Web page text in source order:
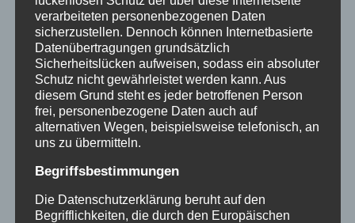
Weinlager, Bruchtannenstraße 32, 63801
Kleinostheim – Über 70 offene Weine –
Winzerbratwurst vom Grill – Vegetarische
Gemüse Wraps – Ab einer Bestellung von
18Flaschen gibt es 1Flasche gratis dazu
Unkostenbeitrag 10,00€ Ich bitte um eine
kurze Zusage mit Personenanzahl Norbert
Bauer…
WEITERLESEN ...SOMMERWEINPROBE
BEIM
verarbeiteten personenbezogenen Daten
sicherzustellen. Dennoch können Internetbasierte
Datenübertragungen grundsätzlich
Sicherheitslücken aufweisen, sodass ein absoluter
Schutz nicht gewährleistet werden kann. Aus
diesem Grund steht es jeder betroffenen Person
frei, personenbezogene Daten auch auf
alternativen Wegen, beispielsweise telefonisch, an
uns zu übermitteln.
Begriffsbestimmungen
Die Datenschutzerklärung beruht auf den
Begrifflichkeiten, die durch den Europäischen